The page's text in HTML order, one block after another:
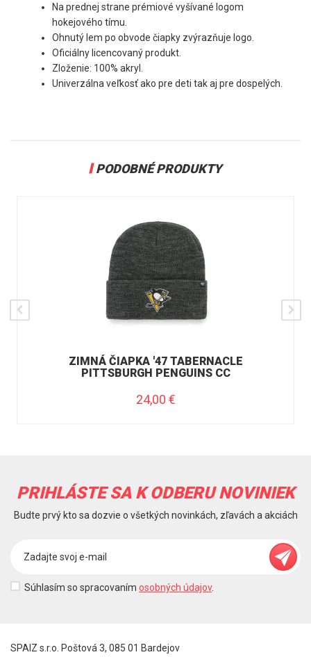
Na prednej strane prémiové vyšívané logom
hokejového tímu.
Ohnutý lem po obvode čiapky zvýrazňuje logo.
Oficiálny licencovaný produkt.
Zloženie: 100% akryl.
Univerzálna veľkosť ako pre deti tak aj pre dospelých.
PODOBNÉ PRODUKTY
ZIMNÁ ČIAPKA '47 TABERNACLE
PITTSBURGH PENGUINS CC
24,00 €
PRIHLÁSTE SA K ODBERU NOVINIEK
Budte prvý kto sa dozvie o všetkých novinkách, zľavách a akciách
Súhlasím so spracovaním osobných údajov.
SPAIZ s.r.o. Poštová 3, 085 01 Bardejov